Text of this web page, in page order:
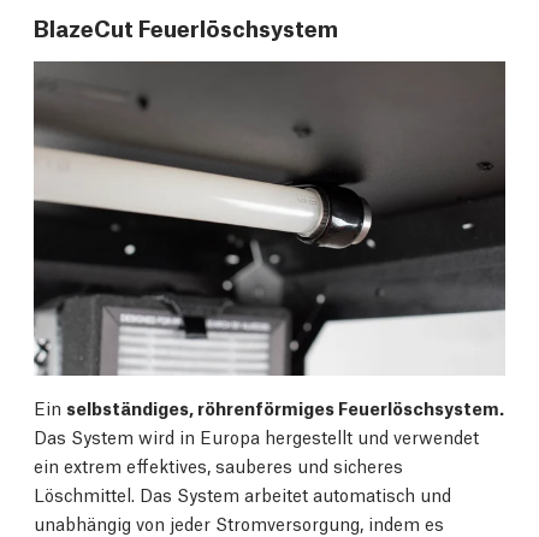
BlazeCut Feuerlöschsystem
Ein selbständiges, röhrenförmiges Feuerlöschsystem.
Das System wird in Europa hergestellt und verwendet
ein extrem effektives, sauberes und sicheres
Löschmittel. Das System arbeitet automatisch und
unabhängig von jeder Stromversorgung, indem es